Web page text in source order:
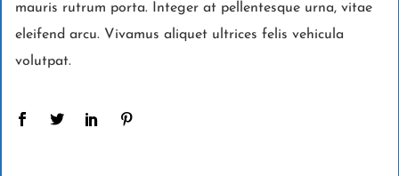
mauris rutrum porta. Integer at pellentesque urna, vitae
eleifend arcu. Vivamus aliquet ultrices felis vehicula
volutpat.